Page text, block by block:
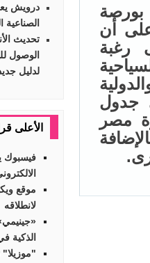
درويش
الصناعية
لدليل جديد
الأعلى
فيسبوك
الالكتروني
موقع
لانطلاقه
«جينيمي»
الذكية
"موزيلا"
أن
رغبة
مصر